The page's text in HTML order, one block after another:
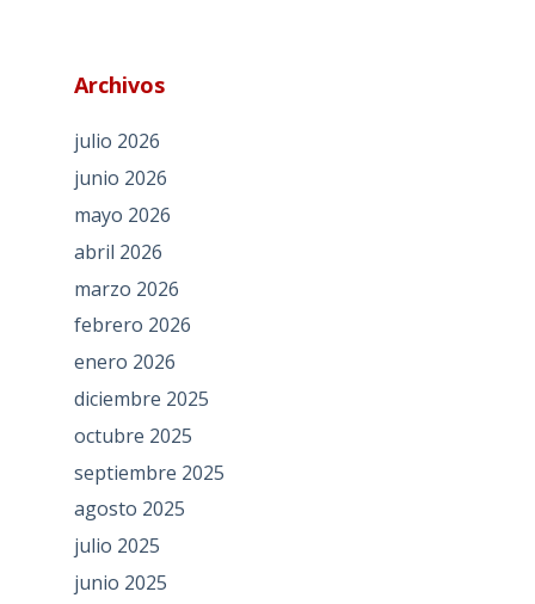
Archivos
julio 2026
junio 2026
mayo 2026
abril 2026
marzo 2026
febrero 2026
enero 2026
diciembre 2025
octubre 2025
septiembre 2025
agosto 2025
julio 2025
junio 2025